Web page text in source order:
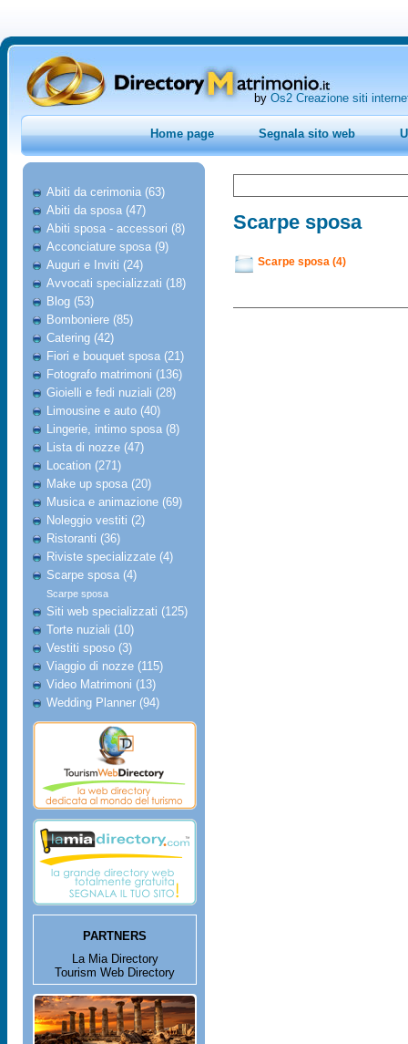
by Os2 Creazione siti
Home page Segnala sito web
Abiti da cerimonia (63)
Abiti da sposa (47)
Abiti sposa - accessori (8)
Acconciature sposa (9)
Auguri e Inviti (24)
Avvocati specializzati (18)
Blog (53)
Bomboniere (85)
Catering (42)
Fiori e bouquet sposa (21)
Fotografo matrimoni (136)
Gioielli e fedi nuziali (28)
Limousine e auto (40)
Lingerie, intimo sposa (8)
Lista di nozze (47)
Location (271)
Make up sposa (20)
Musica e animazione (69)
Noleggio vestiti (2)
Ristoranti (36)
Riviste specializzate (4)
Scarpe sposa (4)
Scarpe sposa
Siti web specializzati (125)
Torte nuziali (10)
Vestiti sposo (3)
Viaggio di nozze (115)
Video Matrimoni (13)
Wedding Planner (94)
PARTNERS
La Mia Directory
Tourism Web Directory
Scarpe sposa
Scarpe sposa (4)